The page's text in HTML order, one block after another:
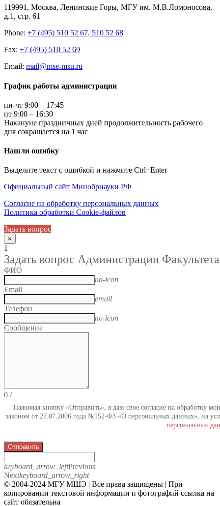
119991, Москва, Ленинские Горы, МГУ им. М.В.Ломоносова,
д.1, стр. 61
Phone: +7 (495) 510 52 67, 510 52 68
Fax: +7 (495) 510 52 69
Email: mail@mse-msu.ru
График работы администрации
пн-чт 9:00 – 17:45
пт 9:00 – 16:30
Накануне праздничных дней продолжительность рабочего
дня сокращается на 1 час
Нашли ошибку
Выделите текст с ошибкой и нажмите Ctrl+Enter
Официальный сайт Минобрнауки РФ
Согласие на обработку персональных данных
Политика обработки Cookie-файлов
Задать вопрос
×
1
Задать вопрос Администрации Факультета
ФИО
no-icon
Email
email
Телефон
no-icon
Сообщение
0 /
Нажимая кнопку «Отправить», я даю свое согласие на обработку
законом от 27.07.2006 года №152-ФЗ «О персональных данных», на
персональных
Отправить
keyboard_arrow_leftPrevious
Nextkeyboard_arrow_right
© 2004-2024 МГУ МШЭ | Все права защищены | При
копировании текстовой информации и фотографий ссылка на
сайт обязательна